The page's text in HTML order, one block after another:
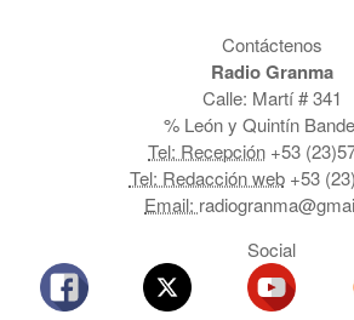
Contáctenos
Radio Granma
Calle: Martí # 341
% León y Quintín
Tel: Recepción +53
Tel: Redacción web+53
Email:
Social